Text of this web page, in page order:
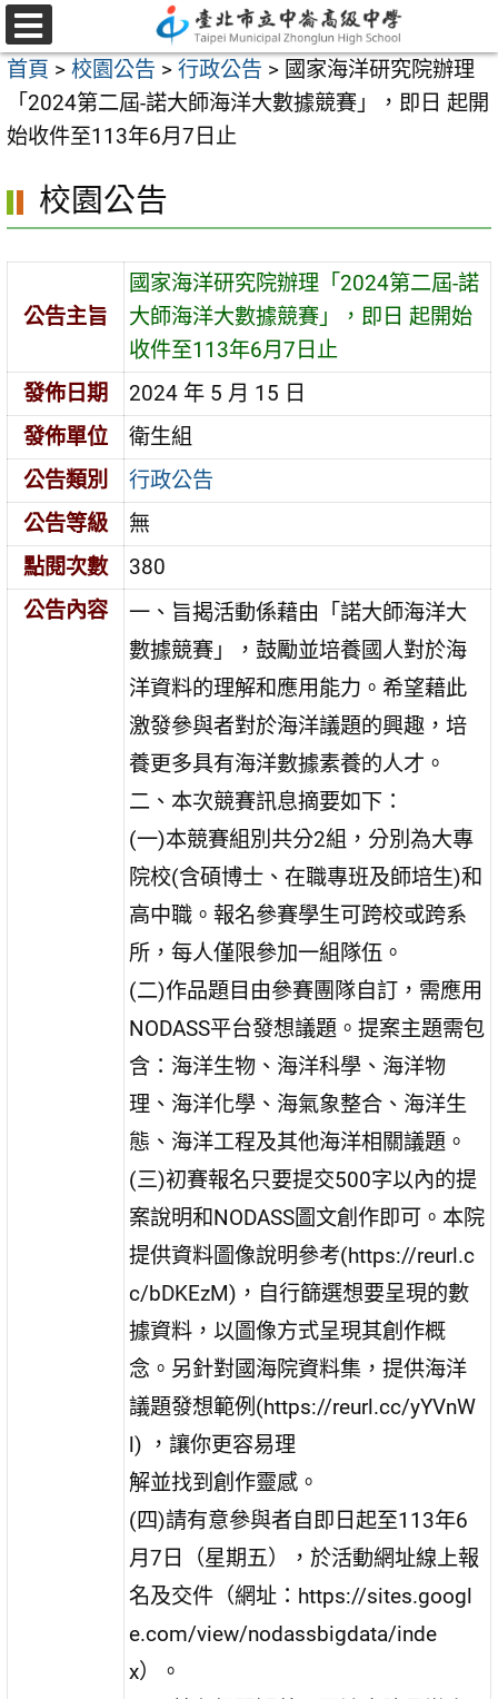
跳
至
主
內
區
選
單
首頁 > 校園公告 > 行政公告 > 國家海洋研究院辦理
「2024第二屆-諾大師海洋大數據競賽」，即日 起開
始收件至113年6月7日止
校園公告
公告主旨
國家海洋研究院辦理「2024第二屆-諾
大師海洋大數據競賽」，即日 起開始
收件至113年6月7日止
發佈日期
2024 年 5 月 15 日
發佈單位
衛生組
公告類別
行政公告
公告等級
無
點閱次數
380
公告內容
一、旨揭活動係藉由「諾大師海洋大
數據競賽」，鼓勵並培養國人對於海
洋資料的理解和應用能力。希望藉此
激發參與者對於海洋議題的興趣，培
養更多具有海洋數據素養的人才。
二、本次競賽訊息摘要如下：
(一)本競賽組別共分2組，分別為大專
院校(含碩博士、在職專班及師培生)和
高中職。報名參賽學生可跨校或跨系
所，每人僅限參加一組隊伍。
(二)作品題目由參賽團隊自訂，需應用
NODASS平台發想議題。提案主題需包
含：海洋生物、海洋科學、海洋物
理、海洋化學、海氣象整合、海洋生
態、海洋工程及其他海洋相關議題。
(三)初賽報名只要提交500字以內的提
案說明和NODASS圖文創作即可。本院
提供資料圖像說明參考(https://reurl.c
c/bDKEzM)，自行篩選想要呈現的數
據資料，以圖像方式呈現其創作概
念。另針對國海院資料集，提供海洋
議題發想範例(https://reurl.cc/yYVnW
l) ，讓你更容易理
解並找到創作靈感。
(四)請有意參與者自即日起至113年6
月7日（星期五），於活動網址線上報
名及交件（網址：https://sites.googl
e.com/view/nodassbigdata/inde
x）。